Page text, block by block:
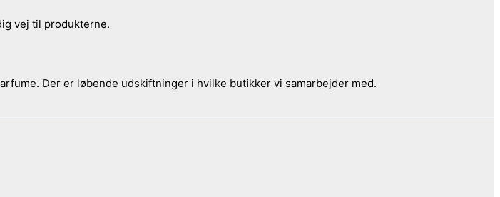
vej til produkterne.
Der er løbende udskiftninger i hvilke butikker vi samarbejder med.